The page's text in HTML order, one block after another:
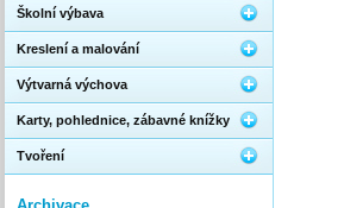
Školní výbava
Kreslení a malování
Výtvarná výchova
Karty, pohlednice, zábavné knížky
Tvoření